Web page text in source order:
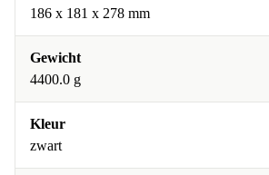
186 x 181 x 278 mm
Gewicht
4400.0 g
Kleur
zwart